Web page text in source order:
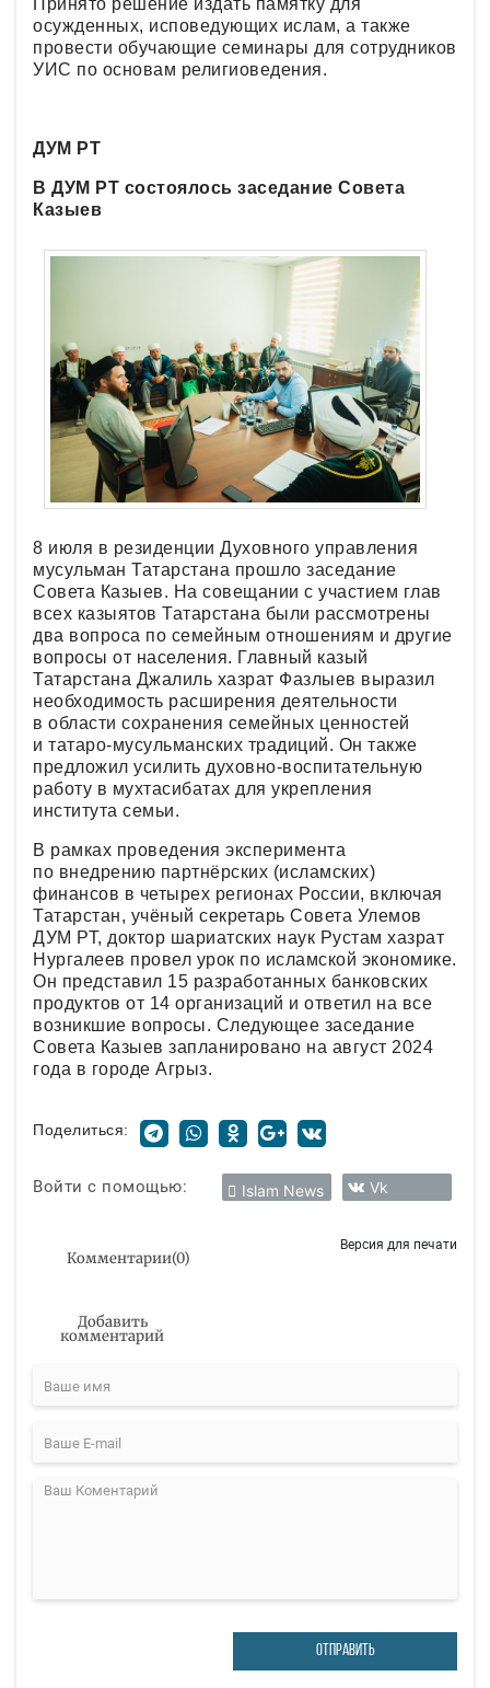
осужденных, исповедующих ислам, а также
провести обучающие семинары для сотрудников
УИС по основам религиоведения.
ДУМ РТ
В ДУМ РТ состоялось заседание Совета
Казыев
8 июля в резиденции Духовного управления
мусульман Татарстана прошло заседание
Совета Казыев. На совещании с участием глав
всех казыятов Татарстана были рассмотрены
два вопроса по семейным отношениям и другие
вопросы от населения. Главный казый
Татарстана Джалиль хазрат Фазлыев выразил
необходимость расширения деятельности
в области сохранения семейных ценностей
и татаро-мусульманских традиций. Он также
предложил усилить духовно-воспитательную
работу в мухтасибатах для укрепления
института семьи.
В рамках проведения эксперимента
по внедрению партнёрских (исламских)
финансов в четырех регионах России, включая
Татарстан, учёный секретарь Совета Улемов
ДУМ РТ, доктор шариатских наук Рустам хазрат
Нургалеев провел урок по исламской экономике.
Он представил 15 разработанных банковских
продуктов от 14 организаций и ответил на все
возникшие вопросы. Следующее заседание
Совета Казыев запланировано на август 2024
года в городе Агрыз.
Поделиться:
Войти с помощью: Islam News Vk
Комментарии(0)
Версия для печати
Добавить
комментарий
ОТПРАВИТЬ